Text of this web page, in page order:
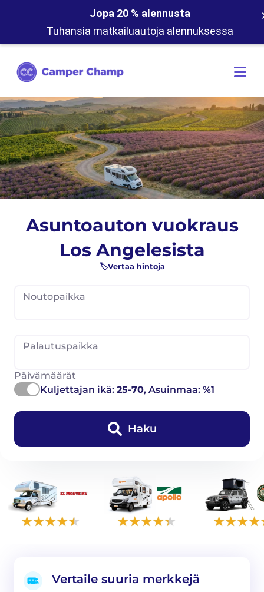
Jopa 20 % alennusta
Tuhansia matkailuautoja alennuksessa
Asuntoauton vuokraus
Los Angelesista
🏷️Vertaa hintoja
Noutopaikka
Palautuspaikka
Päivämäärät
Kuljettajan ikä: 25-70, Asuinmaa: %1
Haku
Vertaile suuria merkkejä